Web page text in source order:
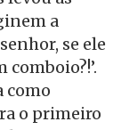
a
se ele
comboio?!’.
como
o primeiro